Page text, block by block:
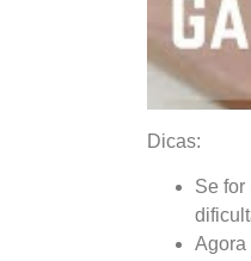
Dicas:
Se for
Agora